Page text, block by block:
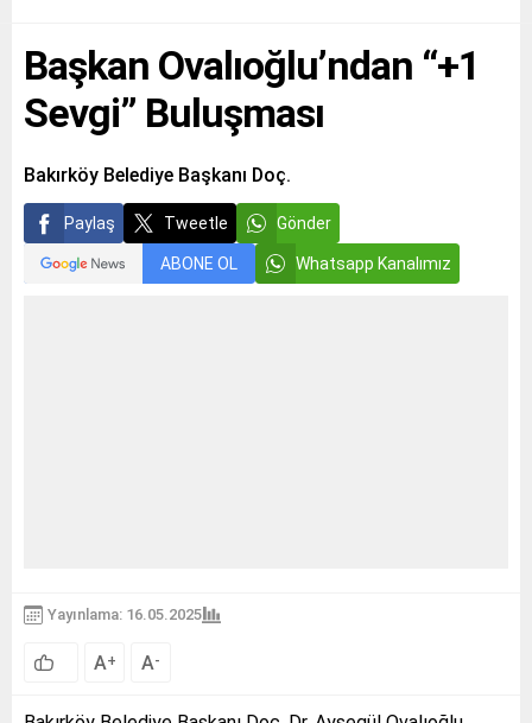
Başkan Ovalıoğlu’ndan “+1
Sevgi” Buluşması
Bakırköy Belediye Başkanı Doç.
Paylaş Tweetle Gönder
ABONE OL Whatsapp Kanalımız
Yayınlama: 16.05.2025
A+ A-